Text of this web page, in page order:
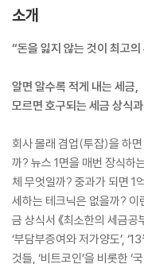
소개
“돈을 잃지 않는 것이 최고
알면 알수록 적게 내는 세금,
모르면 호구되는 세금 상식
회사 몰래 겸업(투잡)을 하
까? 뉴스 1면을 매번 장식하
체 무엇일까? 중과가 되면 1
세하는 테크닉은 없을까? 이
금 상식서 《최소한의 세금
‘부담부증여와 저가양도’,
것들, ‘비트코인’을 비롯한 ‘